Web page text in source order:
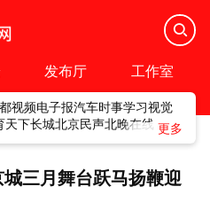
发布厅 工作室
都视频电子报汽车时事学习视觉
天下长城北京民声北晚在线
三月舞台跃马扬鞭迎